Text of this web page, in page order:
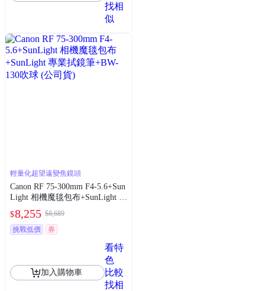
找相
似
輕量化超望遠變焦鏡頭
Canon RF 75-300mm F4-5.6+Sun
Light 相機魔毯包布+SunLight 專
$8,255 $8,689
挑戰低價
券
加入購物車
看特
色
比較
找相